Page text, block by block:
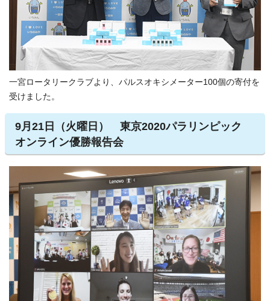
一宮ロータリークラブより、パルスオキシメーター100個の寄付を
受けました。
9月21日（火曜日） 東京2020パラリンピック
オンライン優勝報告会